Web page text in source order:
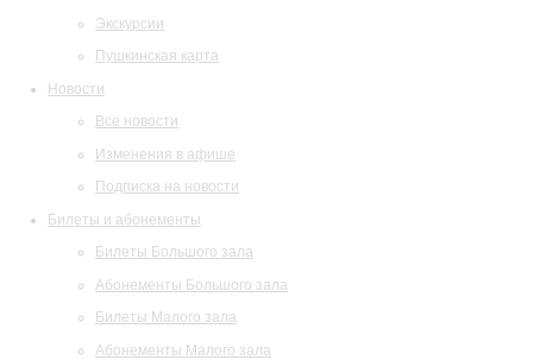
Экскурсии
Пушкинская карта
Новости
Все новости
Изменения в афише
Подписка на новости
Билеты и абонементы
Билеты Большого зала
Абонементы Большого зала
Билеты Малого зала
Абонементы Малого зала